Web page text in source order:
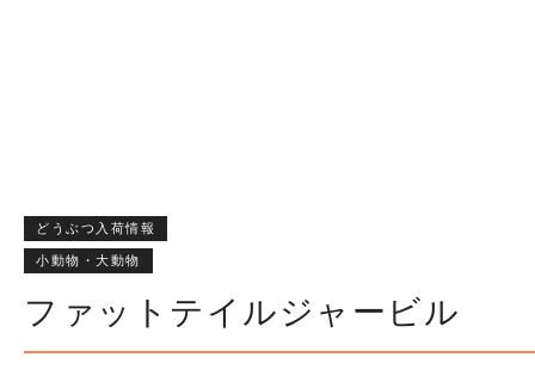
どうぶつ入荷情報
小動物・大動物
ファットテイルジャービル